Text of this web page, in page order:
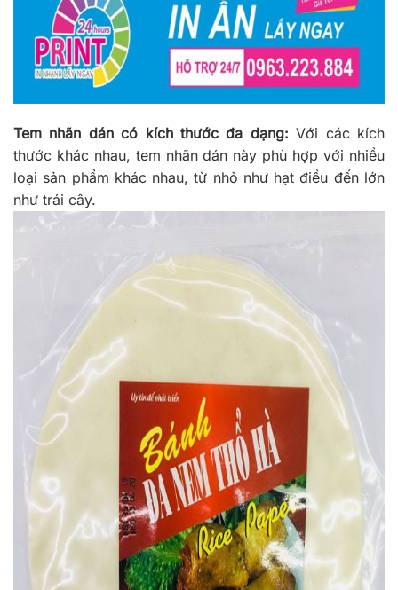
Tem nhãn dán có kích thước đa dạng: Với các kích
thước khác nhau, tem nhãn dán này phù hợp với nhiều
loại sản phẩm khác nhau, từ nhỏ như hạt điều đến lớn
như trái cây.